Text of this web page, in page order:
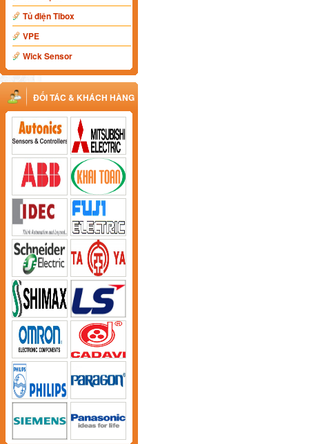
Tủ điện Tibox
VPE
Wick Sensor
ĐỐI TÁC & KHÁCH HÀNG